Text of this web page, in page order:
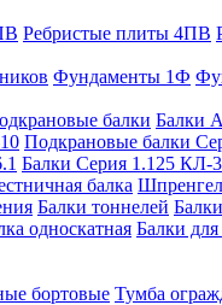
Ребристые плиты 4ПВ
Фундаменты 1Ф
балки Балки
Подкрановые балки
Балки Серия 1.125 КЛ-3
балка
Балки тоннелей
односкатная Балки для
бортовые Тумба